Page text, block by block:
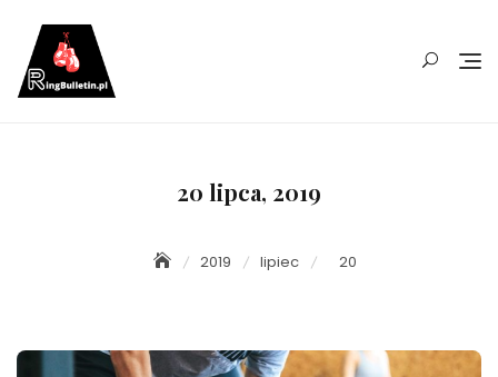
content
20 lipca, 2019
2019 lipiec 20